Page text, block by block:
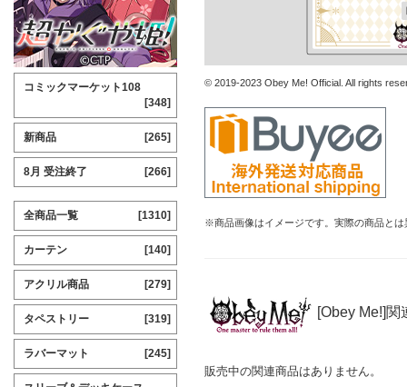
© 2019-2023 Obey Me! Official. All rights
※商品画像はイメージです。実際の商品と
[Obey Me!]関
販売中の関連商品はありません。
コミックマーケット108
[348]
新商品 [265]
8月 受注終了 [266]
全商品一覧 [1310]
カーテン [140]
アクリル商品 [279]
タペストリー [319]
ラバーマット [245]